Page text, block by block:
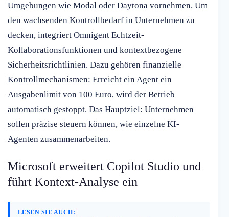
Umgebungen wie Modal oder Daytona vornehmen. Um
den wachsenden Kontrollbedarf in Unternehmen zu
decken, integriert Omnigent Echtzeit-
Kollaborationsfunktionen und kontextbezogene
Sicherheitsrichtlinien. Dazu gehören finanzielle
Kontrollmechanismen: Erreicht ein Agent ein
Ausgabenlimit von 100 Euro, wird der Betrieb
automatisch gestoppt. Das Hauptziel: Unternehmen
sollen präzise steuern können, wie einzelne KI-
Agenten zusammenarbeiten.
Microsoft erweitert Copilot Studio und
führt Kontext-Analyse ein
LESEN SIE AUCH: